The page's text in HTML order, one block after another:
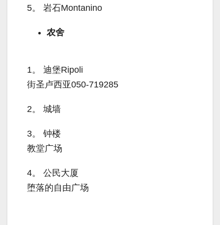
5。
岩石Montanino
农舍
1。
迪堡Ripoli
街圣卢西亚050-719285
2。 城墙
3。
钟楼
教堂广场
4。
公民大厦
堕落的自由广场